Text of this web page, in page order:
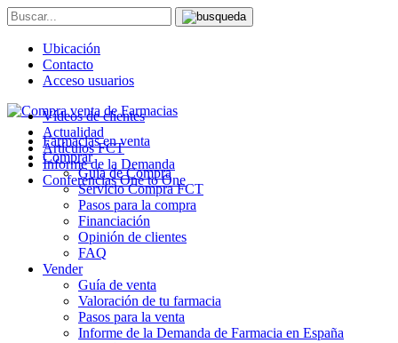
Ubicación
Contacto
Acceso usuarios
Farmacias en venta
Comprar
Guía de Compra
Servicio Compra FCT
Pasos para la compra
Financiación
Opinión de clientes
FAQ
Vender
Guía de venta
Valoración de tu farmacia
Pasos para la venta
Informe de la Demanda de Farmacia en España
Vídeos de clientes
Actualidad
Artículos FCT
Informe de la Demanda
Conferencias One to One